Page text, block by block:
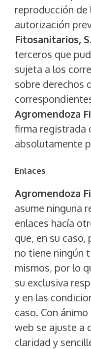
reproducción de
autorización
Fitosanitarios,
terceros que
sujeta a los
sobre derechos
Agromendoza
firma registrada
absolutamente
Enlaces
Agromendoza
asume ninguna
enlaces hacía
que, en su caso,
no tiene ningún
mismos, por lo
su exclusiva
y en las
caso. Con
web se ajuste a
claridad y